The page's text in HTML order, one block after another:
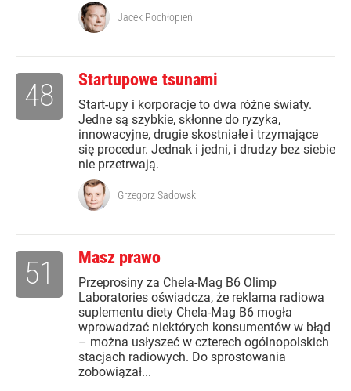
Jacek Pochłopień
Startupowe tsunami
Start-upy i korporacje to dwa różne światy.
Jedne są szybkie, skłonne do ryzyka,
innowacyjne, drugie skostniałe i trzymające
się procedur. Jednak i jedni, i drudzy bez siebie
nie przetrwają.
48
Grzegorz Sadowski
Masz prawo
Przeprosiny za Chela-Mag B6 Olimp
Laboratories oświadcza, że reklama radiowa
suplementu diety Chela-Mag B6 mogła
wprowadzać niektórych konsumentów w błąd
– można usłyszeć w czterech ogólnopolskich
stacjach radiowych. Do sprostowania
zobowiązał...
51